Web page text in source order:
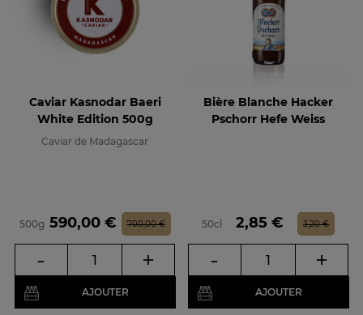
Caviar Kasnodar Baeri
White Edition 500g
Caviar de Madagascar
500g Prix
590,00 €Prix de base
700,00 €
- +
AJOUTER
Bière Blanche Hacker
Pschorr Hefe Weiss
50cl Prix
2,85 €Prix de base
3,20 €
- +
AJOUTER